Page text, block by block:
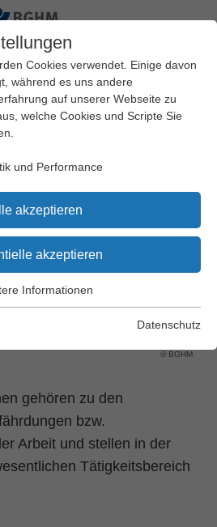
und Gesundheitsschutz
Vibrationen
Vibrationen
© BGHM
gehören zu den
bzw.
Arbeit und stellen in der
Tätigkeitsbereich
Cookies verwendet. Einige davon
während es uns andere
auf unserer Webseite zu
welche Cookies und Scripte Sie
und Performance
akzeptieren
akzeptieren
für grundlegende Funktionen der
Informationen
Datenschutz